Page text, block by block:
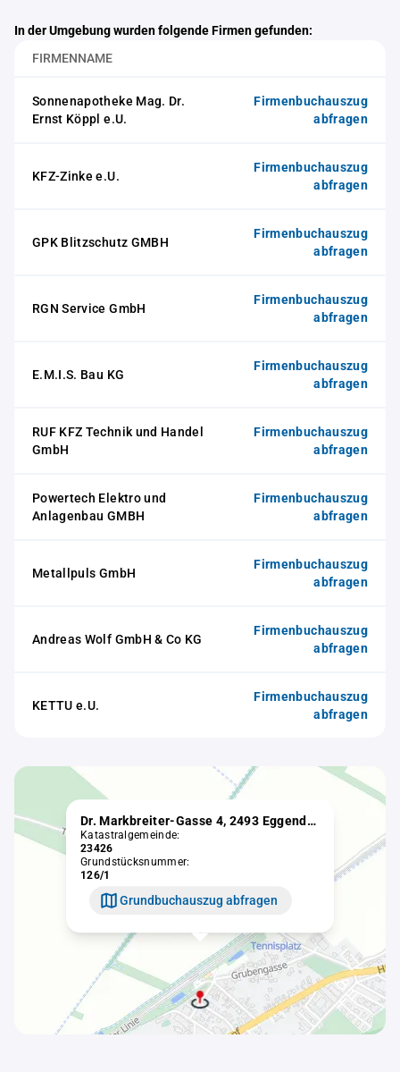
In der Umgebung wurden folgende Firmen gefunden:
FIRMENNAME
Sonnenapotheke Mag. Dr.
Ernst Köppl e.U.
Firmenbuchauszug
abfragen
KFZ-Zinke e.U.
Firmenbuchauszug
abfragen
GPK Blitzschutz GMBH
Firmenbuchauszug
abfragen
RGN Service GmbH
Firmenbuchauszug
abfragen
E.M.I.S. Bau KG
Firmenbuchauszug
abfragen
RUF KFZ Technik und Handel
GmbH
Firmenbuchauszug
abfragen
Powertech Elektro und
Anlagenbau GMBH
Firmenbuchauszug
abfragen
Metallpuls GmbH
Firmenbuchauszug
abfragen
Andreas Wolf GmbH & Co KG
Firmenbuchauszug
abfragen
KETTU e.U.
Firmenbuchauszug
abfragen
Dr. Markbreiter-Gasse 4, 2493 Eggendorf
Katastralgemeinde:
23426
Grundstücksnummer:
126/1
Grundbuchauszug abfragen